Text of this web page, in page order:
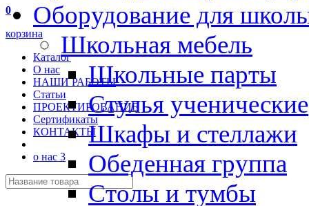
0
корзина
Каталог
О нас
НАШИ РАБОТЫ
Статьи
ПРОЕКТИРОВАНИЕ
Сертификаты
КОНТАКТЫ
о нас 3
Оборудование для
Школьная мебель
Школьные парты
Стулья ученические
Шкафы и стеллажи
Обеденная группа
Столы и тумбы